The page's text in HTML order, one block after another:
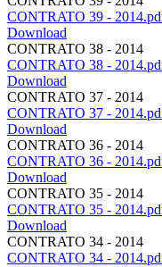
CONTRATO 39 -
Download
CONTRATO 38 - 2014
CONTRATO 38 -
Download
CONTRATO 37 - 2014
CONTRATO 37 -
Download
CONTRATO 36 - 2014
CONTRATO 36 -
Download
CONTRATO 35 - 2014
CONTRATO 35 -
Download
CONTRATO 34 - 2014
CONTRATO 34 -